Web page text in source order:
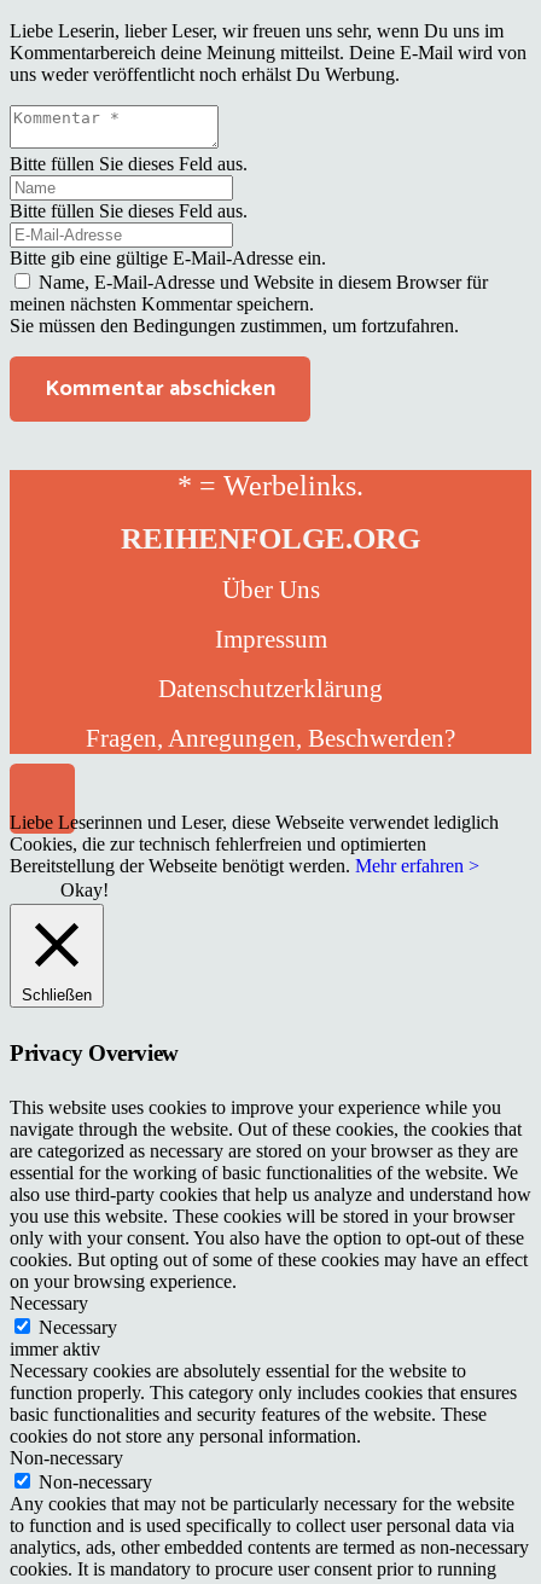
Liebe Leserin, lieber Leser, wir freuen uns sehr, wenn Du uns im
Kommentarbereich deine Meinung mitteilst. Deine E-Mail wird von
uns weder veröffentlicht noch erhälst Du Werbung.
Bitte füllen Sie dieses Feld aus.
Bitte füllen Sie dieses Feld aus.
Bitte gib eine gültige E-Mail-Adresse ein.
Name, E-Mail-Adresse und Website in diesem Browser für
meinen nächsten Kommentar speichern.
Sie müssen den Bedingungen zustimmen, um fortzufahren.
Kommentar abschicken
* = Werbelinks.
REIHENFOLGE.ORG
Über Uns
Impressum
Datenschutzerklärung
Fragen, Anregungen, Beschwerden?
Liebe Leserinnen und Leser, diese Webseite verwendet lediglich
Cookies, die zur technisch fehlerfreien und optimierten
Bereitstellung der Webseite benötigt werden. Mehr erfahren >
Okay!
Schließen
Privacy Overview
This website uses cookies to improve your experience while you
navigate through the website. Out of these cookies, the cookies that
are categorized as necessary are stored on your browser as they are
essential for the working of basic functionalities of the website. We
also use third-party cookies that help us analyze and understand how
you use this website. These cookies will be stored in your browser
only with your consent. You also have the option to opt-out of these
cookies. But opting out of some of these cookies may have an effect
on your browsing experience.
Necessary
Necessary
immer aktiv
Necessary cookies are absolutely essential for the website to
function properly. This category only includes cookies that ensures
basic functionalities and security features of the website. These
cookies do not store any personal information.
Non-necessary
Non-necessary
Any cookies that may not be particularly necessary for the website
to function and is used specifically to collect user personal data via
analytics, ads, other embedded contents are termed as non-necessary
cookies. It is mandatory to procure user consent prior to running